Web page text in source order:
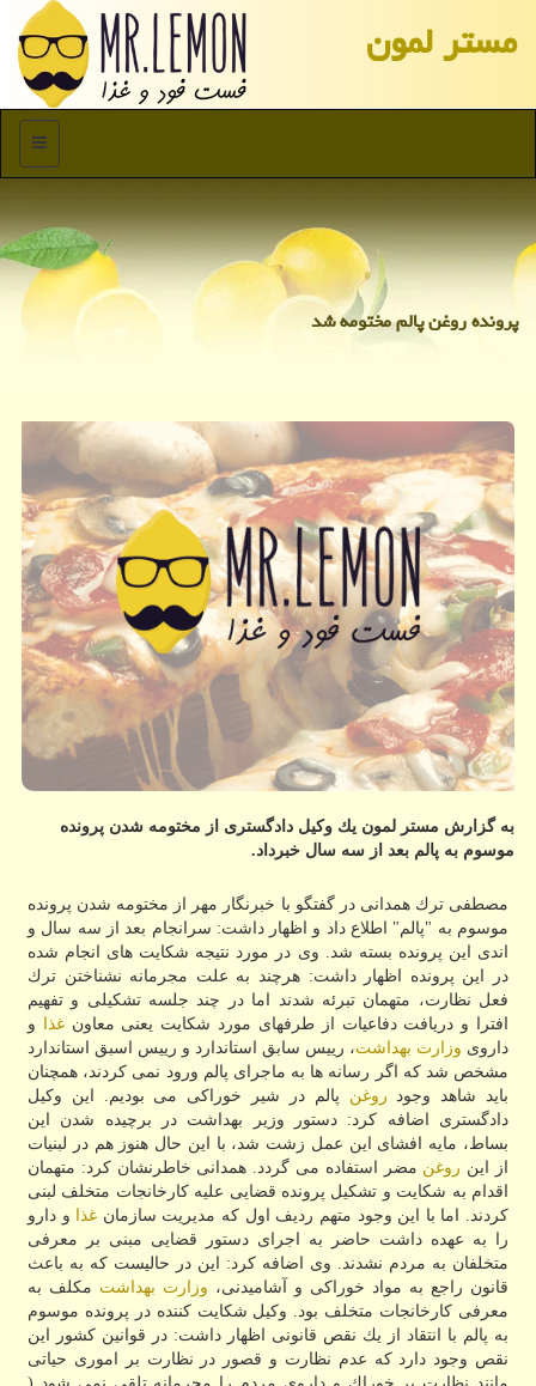
مستر لمون
منو
پرونده روغن پالم مختومه شد
به گزارش مستر لمون یك وكیل دادگستری از مختومه شدن پرونده
موسوم به پالم بعد از سه سال خبرداد.
مصطفی ترك همدانی در گفتگو با خبرنگار مهر از مختومه شدن پرونده
موسوم به "پالم" اطلاع داد و اظهار داشت: سرانجام بعد از سه سال و
اندی این پرونده بسته شد. وی در مورد نتیجه شكایت های انجام شده
در این پرونده اظهار داشت: هرچند به علت مجرمانه نشناختن ترك
فعل نظارت، متهمان تبرئه شدند اما در چند جلسه تشكیلی و تفهیم
افترا و دریافت دفاعیات از طرفهای مورد شكایت یعنی معاونغذا
و
داروی وزارت بهداشت، رییس سابق استاندارد و رییس اسبق استاندارد
مشخص شد كه اگر رسانه ها به ماجرای پالم ورود نمی كردند، همچنان
باید شاهد وجود روغن پالم در شیر خوراكی می بودیم. این وكیل
دادگستری اضافه كرد: دستور وزیر بهداشت در برچیده شدن این
بساط، مایه افشای این عمل زشت شد، با این حال هنوز هم در لبنیات
از این روغن مضر استفاده می گردد. همدانی خاطرنشان كرد: متهمان
اقدام به شكایت و تشكیل پرونده قضایی علیه كارخانجات متخلف لبنی
كردند. اما با این وجود متهم ردیف اول كه مدیریت سازمان غذا و دارو
را به عهده داشت حاضر به اجرای دستور قضایی مبنی بر معرفی
متخلفان به مردم نشدند. وی اضافه كرد: این در حالیست كه به باعث
قانون راجع به مواد خوراكی و آشامیدنی، وزارت بهداشت مكلف به
معرفی كارخانجات متخلف بود. وكیل شكایت كننده در پرونده موسوم
به پالم با انتقاد از یك نقص قانونی اظهار داشت: در قوانین كشور این
نقص وجود دارد كه عدم نظارت و قصور در نظارت بر اموری حیاتی